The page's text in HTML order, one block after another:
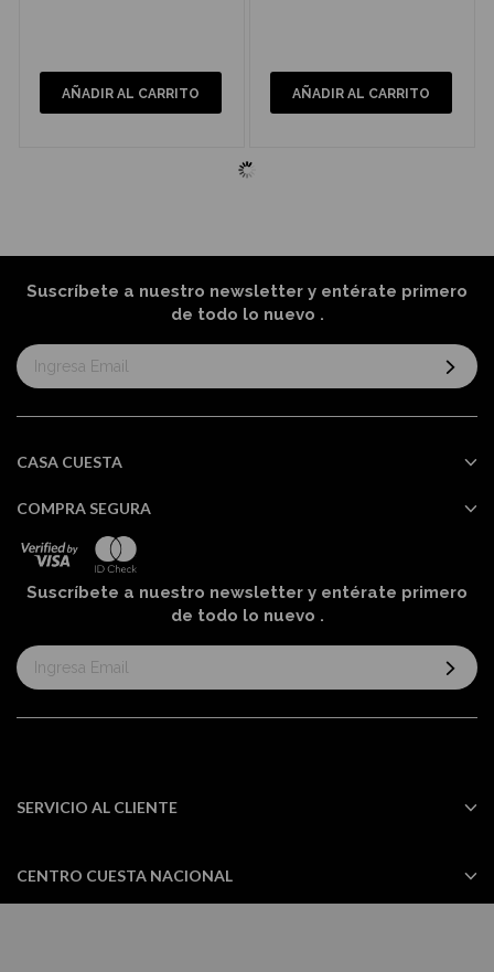
AÑADIR AL CARRITO AÑADIR AL CARRITO
Suscríbete a nuestro newsletter y entérate primero
de todo lo nuevo .
Suscríbase
al
informativo:
CASA CUESTA
COMPRA SEGURA
Suscríbete a nuestro newsletter y entérate primero
de todo lo nuevo .
Suscríbase
al
informativo:
SERVICIO AL CLIENTE
CENTRO CUESTA NACIONAL